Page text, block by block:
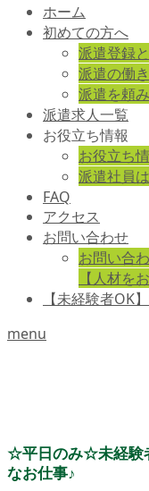
ホーム
初めての方へ
派遣登録
派遣の働
派遣を頼
派遣求人一覧
お役立ち情報
お役立ち
派遣社員
FAQ
アクセス
お問い合わせ
お問い合
【人材を
【未経験者OK
menu
☆平日のみ☆未経験
なお仕事♪